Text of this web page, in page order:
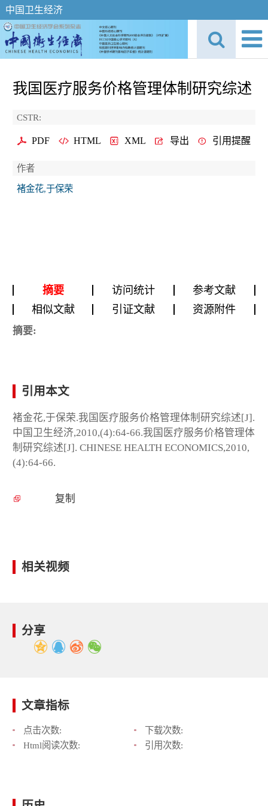
中国卫生经济
我国医疗服务价格管理体制研究综述
CSTR:
PDF HTML XML 导出 引用提醒
作者
褚金花,于保荣
摘要 访问统计
参考文献
相似文献
引证文献 资源附件
摘要:
引用本文
褚金花,于保荣.我国医疗服务价格管理体制研究综述[J].
中国卫生经济,2010,(4):64-66.我国医疗服务价格管理体
制研究综述[J]. CHINESE HEALTH ECONOMICS,2010,
(4):64-66.
复制
相关视频
分享
文章指标
点击次数:
下载次数:
Html阅读次数:
引用次数: